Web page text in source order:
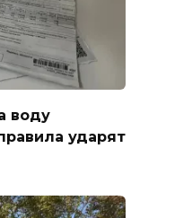
воду
ударят